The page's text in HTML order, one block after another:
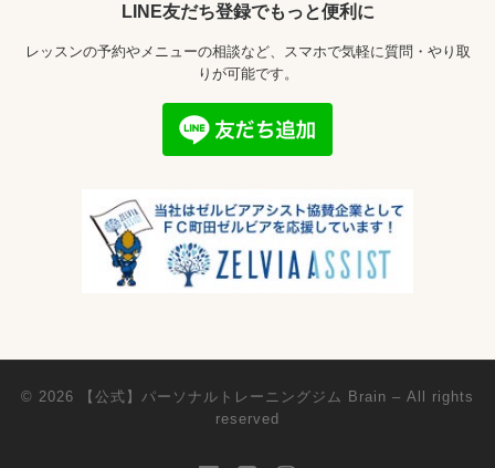
LINE友だち登録でもっと便利に
レッスンの予約やメニューの相談など、スマホで気軽に質問・やり取
りが可能です。
© 2026 【公式】パーソナルトレーニングジム Brain – All rights
reserved